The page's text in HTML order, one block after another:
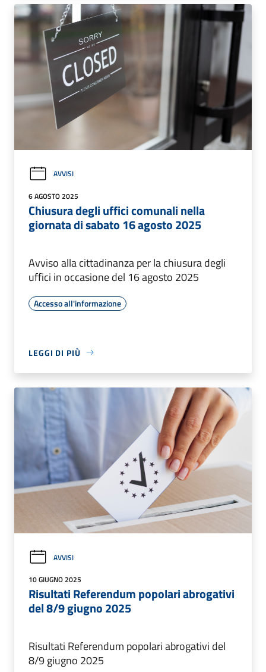
AVVISI
6 AGOSTO 2025
Chiusura degli uffici comunali nella
giornata di sabato 16 agosto 2025
Avviso alla cittadinanza per la chiusura degli
uffici in occasione del 16 agosto 2025
Accesso all'informazione
LEGGI DI PIÙ
AVVISI
10 GIUGNO 2025
Risultati Referendum popolari abrogativi
del 8/9 giugno 2025
Risultati Referendum popolari abrogativi del
8/9 giugno 2025